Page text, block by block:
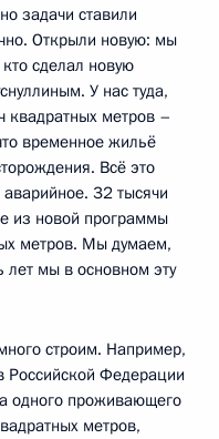
задачи ставили
Открыли новую: мы
сделал новую
У нас туда,
квадратных метров –
временное жильё
Всё это
32 тысячи
из новой программы
метров. Мы думаем,
лет мы в основном эту
строим. Например,
Российской Федерации
одного проживающего
метров,